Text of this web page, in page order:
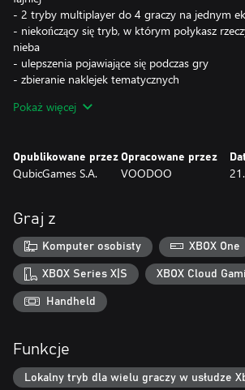
- 2 tryby multiplayer do 4 graczy na jednym
- niekończący się tryb, w którym połykasz
nieba
- ulepszenia pojawiające się podczas gry
- zbieranie naklejek tematycznych
- proste zasady i mnóstwo zabawy!
Pokaż więcej
Opublikowane przez
QubicGames S.A.
Opracowane przez
VOODOO
Graj z
Komputer osobisty XBOX One
XBOX Series X|S XBOX Cloud
Handheld
Funkcje
Lokalny tryb dla wielu graczy w usłudze